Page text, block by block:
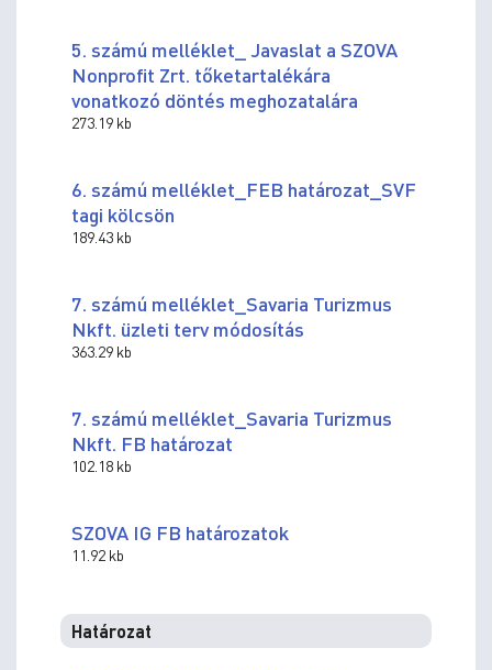
5. számú melléklet_ Javaslat a SZOVA
Nonprofit Zrt. tőketartalékára
vonatkozó döntés meghozatalára
273.19 kb
6. számú melléklet_FEB határozat_SVF
tagi kölcsön
189.43 kb
7. számú melléklet_Savaria Turizmus
Nkft. üzleti terv módosítás
363.29 kb
7. számú melléklet_Savaria Turizmus
Nkft. FB határozat
102.18 kb
SZOVA IG FB határozatok
11.92 kb
Határozat